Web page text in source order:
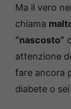
Ma il vero
chiama
“nascosto”
attenzione
fare ancora
diabete o